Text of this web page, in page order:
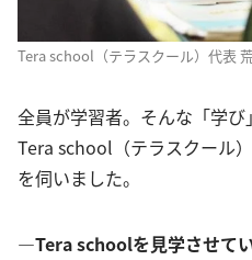
Tera school（テラスクール）代表
全員が学習者。そんな「学
Tera school（テラスクール
を伺いました。
―Tera schoolを見学させて